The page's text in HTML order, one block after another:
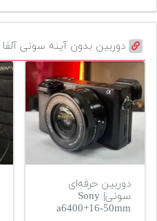
دوربین بدون آینه سونی آلفا a6400 بدنه دست دوم
دوربین حرفه‌ای
سونی| Sony
a6400+16-50mm